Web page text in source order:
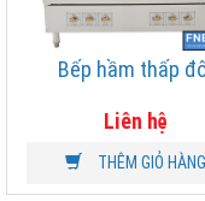
Bếp hầm thấp
Liên hệ
THÊM GIỎ HÀNG